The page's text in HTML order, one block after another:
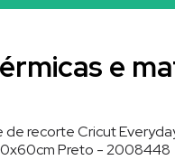
e
de recorte Cricut
Preto - 2008448